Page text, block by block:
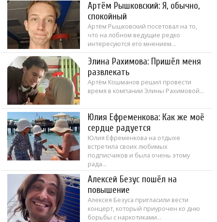
Артём Рышковский: Я, обычно,
спокойный
Артём Рышковский посетовал на то,
что на лобном ведущие редко
интересуются его мнением...
Элина Рахимова: Пришёл меня
развлекать
Артём Кошманов решил провести
время в компании Элины Рахимовой...
Юлия Ефременкова: Как же моё
сердце радуется
Юлия Ефременкова на отдыхе
встретила своих любимых
подписчиков и была очень этому
рада...
Алексей Безус пошёл на
повышение
Алексея Безуса пригласили вести
концерт, который приурочен ко дню
борьбы с наркотиками...